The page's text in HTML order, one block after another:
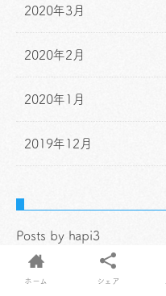
2020年3月
2020年2月
2020年1月
2019年12月
Posts by hapi3
ホーム シェア